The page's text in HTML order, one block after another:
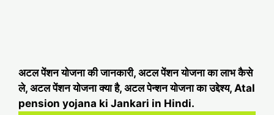
अटल पेंशन योजना की जानकारी, अटल पेंशन योजना का लाभ कैसे
ले, अटल पेंशन योजना क्या है, अटल पेन्शन योजना का उद्देश्य, Atal
pension yojana ki Jankari in Hindi.